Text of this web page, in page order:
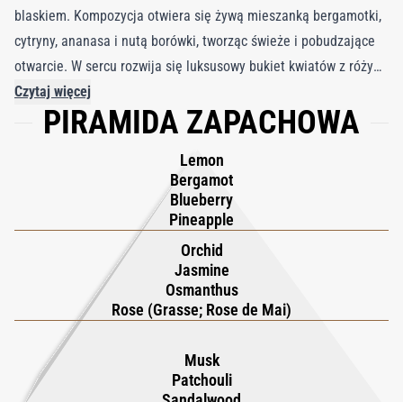
blaskiem. Kompozycja otwiera się żywą mieszanką bergamotki,
cytryny, ananasa i nutą borówki, tworząc świeże i pobudzające
otwarcie. W sercu rozwija się luksusowy bukiet kwiatów z róży
majowej, jaśminu i orchidei, wzbogacony delikatnym,
morelowym niuansem osmantusa. To kwiatowe serce celebruje
płatków róży majowej. Następnie zapach osiada na klasycznej i
wyrafinowanej bazie paczuli, drzewa sandałowego i piżma,
wnosząc głębię i ciepło, które pięknie równoważą cytrusowe i
kwiatowe nuty. 1872 Feminine jest hołdem dla dziedzictwa
Crown Perfumery i uosabia ponadczasowy urok, który pozostaje
zarazem świeży i wyrafinowany.
Czytaj więcej
PIRAMIDA ZAPACHOWA
Lemon
Bergamot
Blueberry
Pineapple
Orchid
Jasmine
Osmanthus
Rose (Grasse; Rose de Mai)
Musk
Patchouli